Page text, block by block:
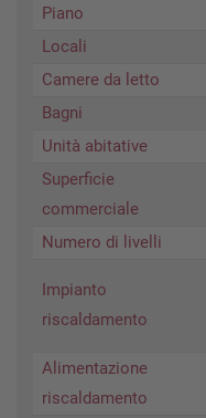
Piano
Locali
Camere da letto
Bagni
Unità abitative
Superficie
commerciale
Numero di livelli
Impianto
riscaldamento
Alimentazione
riscaldamento